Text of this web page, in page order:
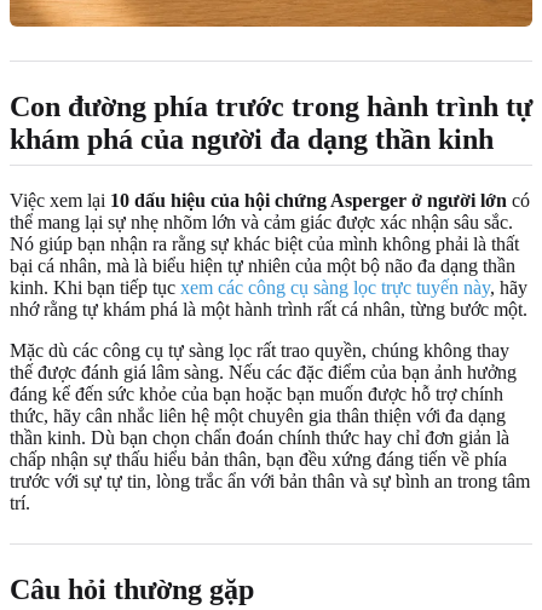
Con đường phía trước trong hành trình tự
khám phá của người đa dạng thần kinh
Việc xem lại 10 dấu hiệu của hội chứng Asperger ở người lớn có
thể mang lại sự nhẹ nhõm lớn và cảm giác được xác nhận sâu sắc.
Nó giúp bạn nhận ra rằng sự khác biệt của mình không phải là thất
bại cá nhân, mà là biểu hiện tự nhiên của một bộ não đa dạng thần
kinh. Khi bạn tiếp tục xem các công cụ sàng lọc trực tuyến này, hãy
nhớ rằng tự khám phá là một hành trình rất cá nhân, từng bước một.
Mặc dù các công cụ tự sàng lọc rất trao quyền, chúng không thay
thế được đánh giá lâm sàng. Nếu các đặc điểm của bạn ảnh hưởng
đáng kể đến sức khỏe của bạn hoặc bạn muốn được hỗ trợ chính
thức, hãy cân nhắc liên hệ một chuyên gia thân thiện với đa dạng
thần kinh. Dù bạn chọn chẩn đoán chính thức hay chỉ đơn giản là
chấp nhận sự thấu hiểu bản thân, bạn đều xứng đáng tiến về phía
trước với sự tự tin, lòng trắc ẩn với bản thân và sự bình an trong tâm
trí.
Câu hỏi thường gặp